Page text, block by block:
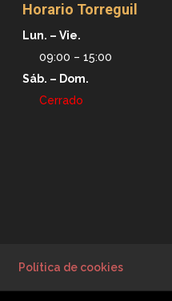
Horario Torreguil
Lun. – Vie.
09:00 – 15:00
Sáb. – Dom.
Cerrado
Política de cookies